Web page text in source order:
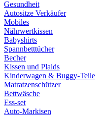
Gesundheit
Autositze Verkäufer
Mobiles
Nährwertkissen
Babyshirts
Spannbetttücher
Becher
Kissen und Plaids
Kinderwagen & Buggy-Teile
Matratzenschützer
Bettwäsche
Ess-set
Auto-Markisen